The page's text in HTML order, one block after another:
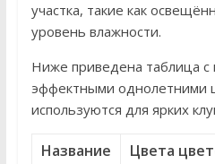
участка, такие как
уровень влажности.
Ниже приведена таблица с
эффектными однолетними
используются для ярких
Название Цвета